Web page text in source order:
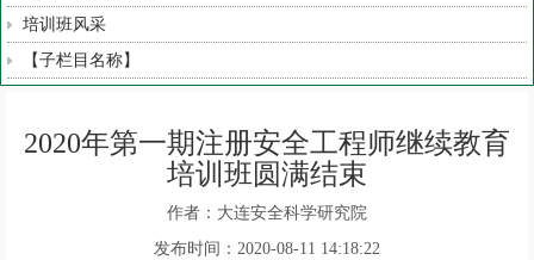
培训班风采
【子栏目名称】
2020年第一期注册安全工程师继续教育
培训班圆满结束
作者：大连安全科学研究院
发布时间：2020-08-11 14:18:22